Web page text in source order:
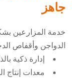
جاهز
خدمة المزارعين
الدواجن وأقفاص
إدارة ذكية
معدات إنتاج